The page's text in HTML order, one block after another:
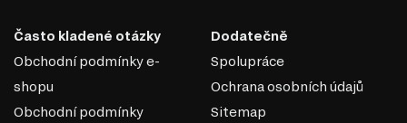
KULIČKOVÁ VEDENÍ PLNÉHO
Telescopické plně výsuvné vedení jsou mechanismy, které
Často kladené otázky
Obchodní podmínky e-
shopu
Obchodní podmínky
Dodatečně
Spolupráce
Ochrana osobních údajů
Sitemap